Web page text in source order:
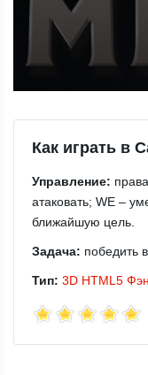
Как играть в
Управление:
атаковать; WE –
ближайшую цель.
Задача: победить
Тип: 3D HTML5